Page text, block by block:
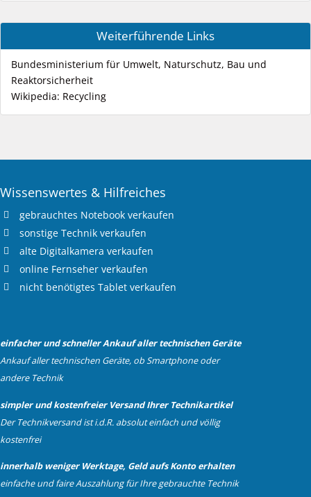
Weiterführende Links
Bundesministerium für Umwelt, Naturschutz, Bau und
Reaktorsicherheit
Wikipedia: Recycling
Wissenswertes & Hilfreiches
gebrauchtes Notebook verkaufen
sonstige Technik verkaufen
alte Digitalkamera verkaufen
online Fernseher verkaufen
nicht benötigtes Tablet verkaufen
einfacher und schneller Ankauf aller technischen Geräte
Ankauf aller technischen Geräte, ob Smartphone oder
andere Technik
simpler und kostenfreier Versand Ihrer Technikartikel
Der Technikversand ist i.d.R. absolut einfach und völlig
kostenfrei
innerhalb weniger Werktage, Geld aufs Konto erhalten
einfache und faire Auszahlung für Ihre gebrauchte Technik